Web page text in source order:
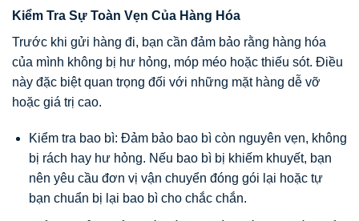
Kiểm Tra Sự Toàn Vẹn Của Hàng Hóa
Trước khi gửi hàng đi, bạn cần đảm bảo rằng hàng hóa
của mình không bị hư hỏng, móp méo hoặc thiếu sót. Điều
này đặc biệt quan trọng đối với những mặt hàng dễ vỡ
hoặc giá trị cao.
Kiểm tra bao bì: Đảm bảo bao bì còn nguyên vẹn, không
bị rách hay hư hỏng. Nếu bao bì bị khiếm khuyết, bạn
nên yêu cầu đơn vị vận chuyển đóng gói lại hoặc tự
bạn chuẩn bị lại bao bì cho chắc chắn.